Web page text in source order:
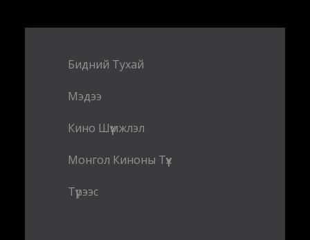
Бидний Тухай
Мэдээ
Кино Шүүмжлэл
Монгол Киноны Түүх
Түрээс